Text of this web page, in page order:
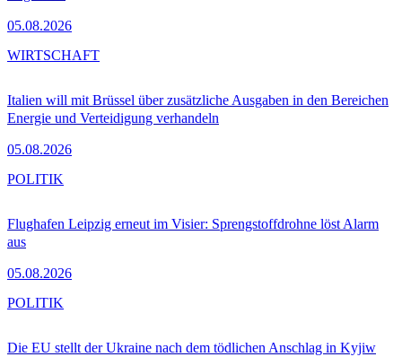
05.08.2026
Italien will mit Brüssel über zusätzliche Ausgaben in den Bereichen
Energie und Verteidigung verhandeln
05.08.2026
WIRTSCHAFT
Flughafen Leipzig erneut im Visier: Sprengstoffdrohne löst Alarm
aus
05.08.2026
POLITIK
Die EU stellt der Ukraine nach dem tödlichen Anschlag in Kyjiw
POLITIK